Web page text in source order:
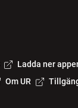
Ladda ner
Om UR